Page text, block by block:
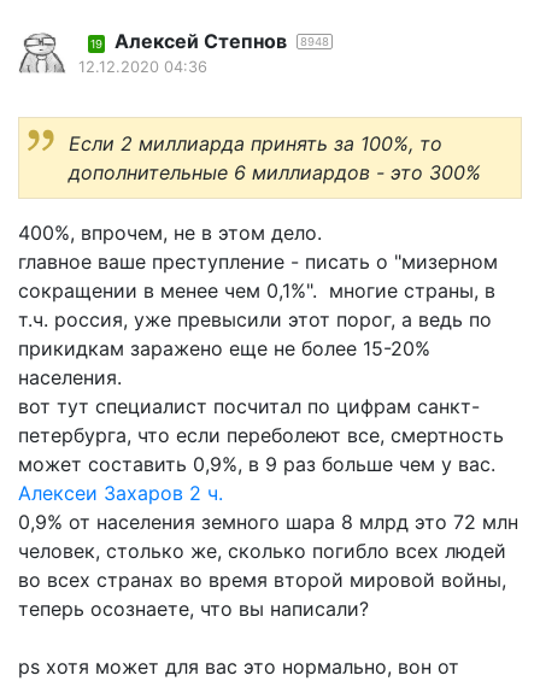
19 Алексей Степнов 8948
12.12.2020 04:36
Если 2 миллиарда принять за 100%, то
дополнительные 6 миллиардов - это 300%
400%, впрочем, не в этом дело.
главное ваше преступление - писать о "мизерном
сокращении в менее чем 0,1%". многие страны, в
т.ч. россия, уже превысили этот порог, а ведь по
прикидкам заражено еще не более 15-20%
населения.
вот тут специалист посчитал по цифрам санкт-
петербурга, что если переболеют все, смертность
может составить 0,9%, в 9 раз больше чем у вас.
Алексеи Захаров 2 ч.
0,9% от населения земного шара 8 млрд это 72 млн
человек, столько же, сколько погибло всех людей
во всех странах во время второй мировой войны,
теперь осознаете, что вы написали?
ps хотя может для вас это нормально, вон от